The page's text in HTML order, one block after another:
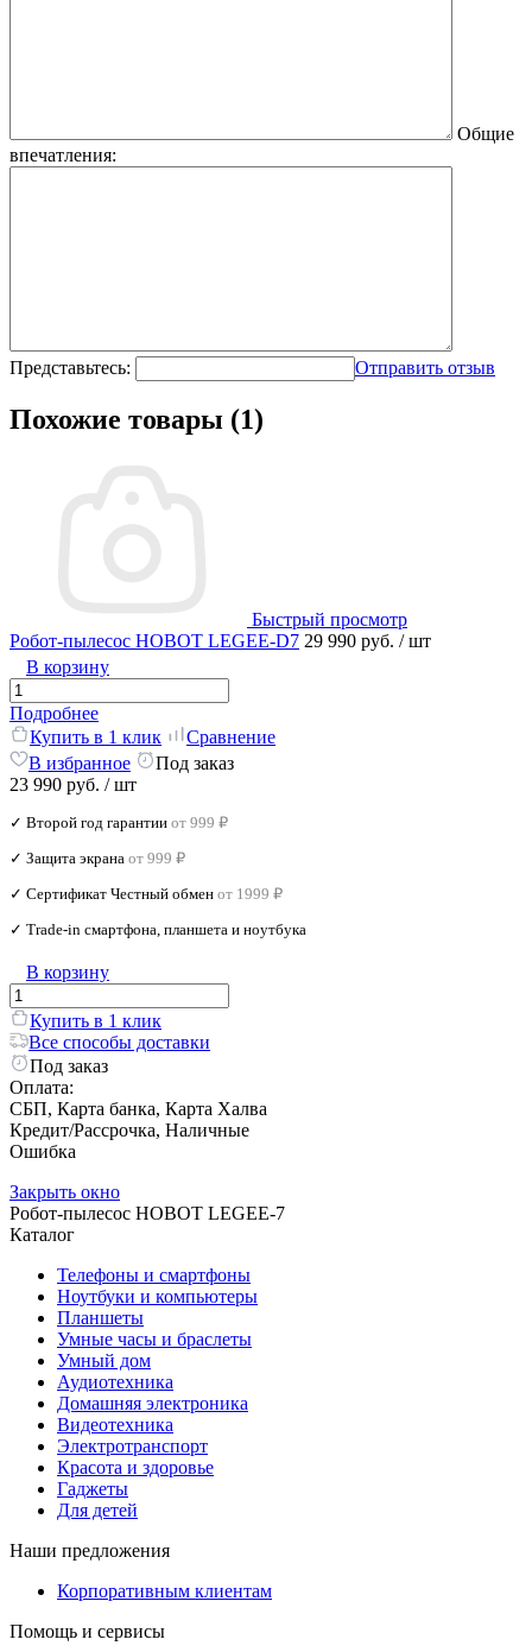
Общие
впечатления:
Представьтесь: Отправить отзыв
Похожие товары (1)
Быстрый просмотр
Робот-пылесос HOBOT LEGEE-D7 29 990 руб. / шт
В корзину
Подробнее
Купить в 1 клик
Сравнение
В избранное
Под заказ
23 990 руб. / шт
✓ Второй год гарантии от 999 ₽
✓ Защита экрана от 999 ₽
✓ Сертификат Честный обмен от 1999 ₽
✓ Trade‑in смартфона, планшета и ноутбука
В корзину
Купить в 1 клик
Все способы доставки
Под заказ
Оплата:
СБП, Карта банка, Карта Халва
Кредит/Рассрочка, Наличные
Ошибка
Закрыть окно
Робот-пылесос HOBOT LEGEE-7
Каталог
Телефоны и смартфоны
Ноутбуки и компьютеры
Планшеты
Умные часы и браслеты
Умный дом
Аудиотехника
Домашняя электроника
Видеотехника
Электротранспорт
Красота и здоровье
Гаджеты
Для детей
Наши предложения
Корпоративным клиентам
Помощь и сервисы